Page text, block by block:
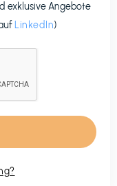
exklusive Angebote
LinkedIn)